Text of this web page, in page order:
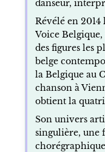
danseur,
Révélé en 2014
Voice
des figures les
belge
la Belgique au
chanson à
obtient la
Son univers
singulière, une